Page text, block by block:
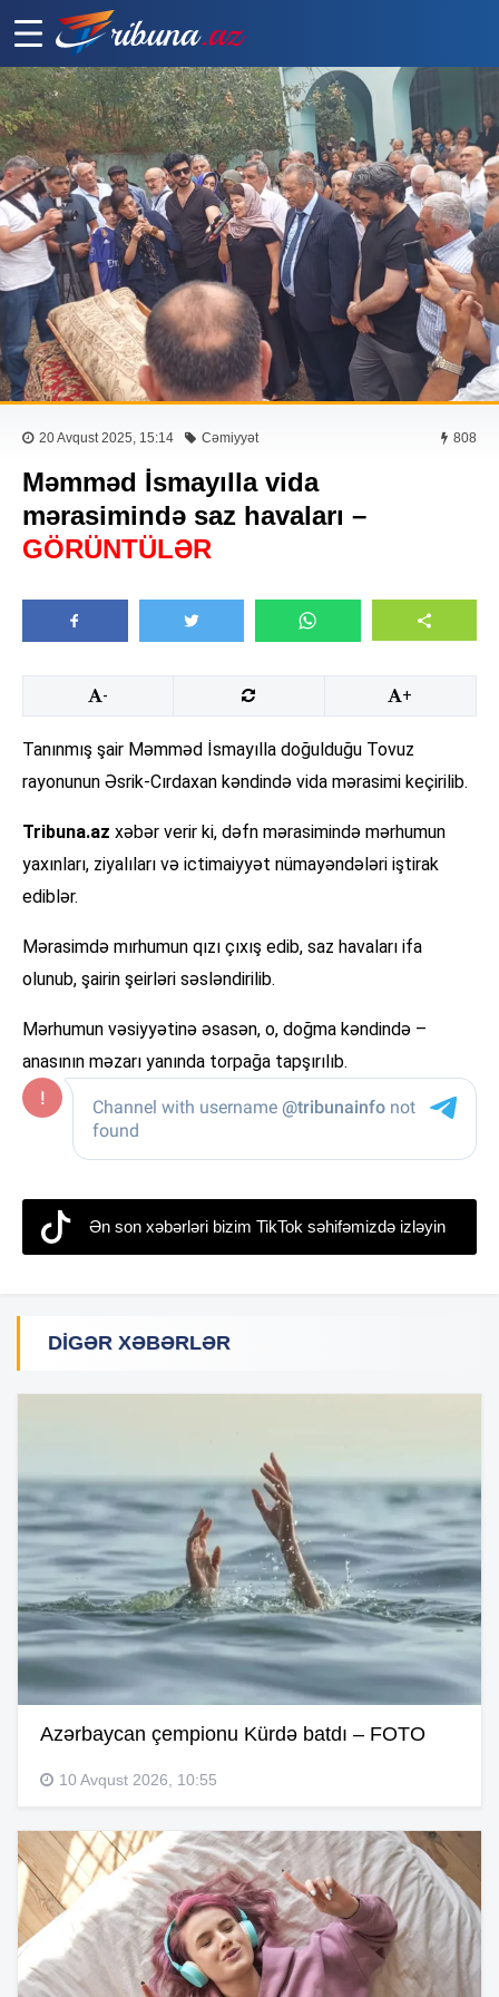
20 Avqust 2025, 15:14 Cəmiyyət 808
Məmməd İsmayılla vida
mərasimində saz havaları –
GÖRÜNTÜLƏR
- +
Tanınmış şair Məmməd İsmayılla doğulduğu Tovuz
rayonunun Əsrik-Cırdaxan kəndində vida mərasimi keçirilib.
Tribuna.az xəbər verir ki, dəfn mərasimində mərhumun
yaxınları, ziyalıları və ictimaiyyət nümayəndələri iştirak
ediblər.
Mərasimdə mırhumun qızı çıxış edib, saz havaları ifa
olunub, şairin şeirləri səsləndirilib.
Mərhumun vəsiyyətinə əsasən, o, doğma kəndində –
anasının məzarı yanında torpağa tapşırılıb.
Ən son xəbərləri bizim TikTok səhifəmizdə izləyin
DIGƏR XƏBƏRLƏR
Azərbaycan çempionu Kürdə batdı – FOTO
10 Avqust 2026, 10:55